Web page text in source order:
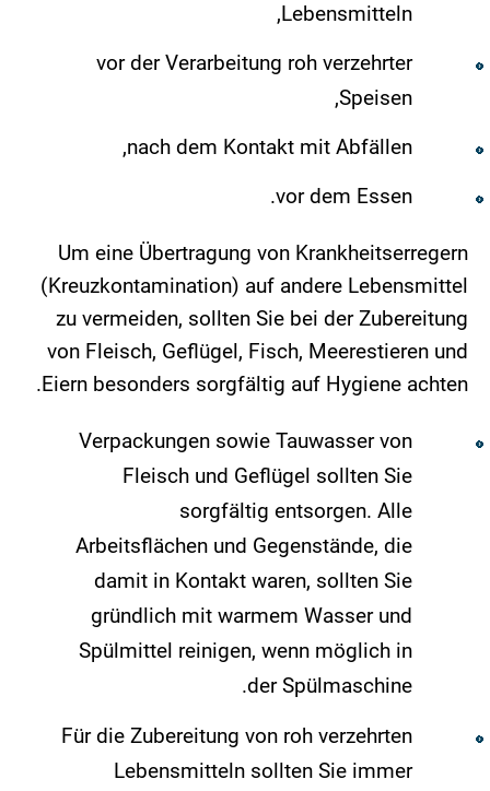
Lebensmitteln,
vor der Verarbeitung roh verzehrter
Speisen,
nach dem Kontakt mit Abfällen,
vor dem Essen.
Um eine Übertragung von Krankheitserregern
(Kreuzkontamination) auf andere Lebensmittel
zu vermeiden, sollten Sie bei der Zubereitung
von Fleisch, Geflügel, Fisch, Meerestieren und
Eiern besonders sorgfältig auf Hygiene achten.
Verpackungen sowie Tauwasser von
Fleisch und Geflügel sollten Sie
sorgfältig entsorgen. Alle
Arbeitsflächen und Gegenstände, die
damit in Kontakt waren, sollten Sie
gründlich mit warmem Wasser und
Spülmittel reinigen, wenn möglich in
der Spülmaschine.
Für die Zubereitung von roh verzehrten
Lebensmitteln sollten Sie immer